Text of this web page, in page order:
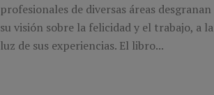
profesionales de diversas áreas desgranan
su visión sobre la felicidad y el trabajo, a la
luz de sus experiencias. El libro...